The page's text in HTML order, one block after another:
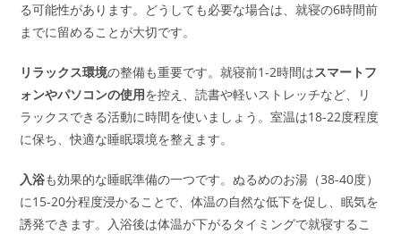
る可能性があります。どうしても必要な場合は、就寝の6時間前
までに留めることが大切です。
リラックス環境の整備も重要です。就寝前1-2時間はスマートフ
ォンやパソコンの使用を控え、読書や軽いストレッチなど、リ
ラックスできる活動に時間を使いましょう。室温は18-22度程度
に保ち、快適な睡眠環境を整えます。
入浴も効果的な睡眠準備の一つです。ぬるめのお湯（38-40度）
に15-20分程度浸かることで、体温の自然な低下を促し、眠気を
誘発できます。入浴後は体温が下がるタイミングで就寝するこ